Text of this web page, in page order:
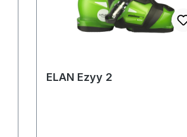
ELAN Ezyy 2